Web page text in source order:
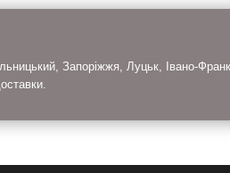
Запоріжжя, Луцьк, Івано-